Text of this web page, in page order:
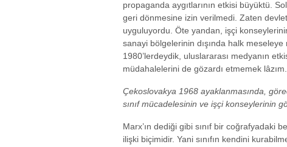
propaganda aygıtlarının etkisi büyüktü.
geri dönmesine izin verilmedi. Zaten
uyguluyordu. Öte yandan, işçi
sanayi bölgelerinin dışında halk
1980’lerdeydik, uluslararası medyanın
müdahalelerini de gözardı etmemek
Çekoslovakya 1968 ayaklanmasında,
sınıf mücadelesinin ve işçi konseylerinin
Marx’ın dediği gibi sınıf bir coğrafyadaki
ilişki biçimidir. Yani sınıfın kendini